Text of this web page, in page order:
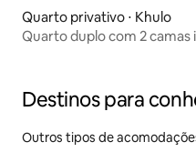
Quarto privativo ⋅ Khulo
Quarto duplo com 2 camas
Destinos para
Outros tipos de